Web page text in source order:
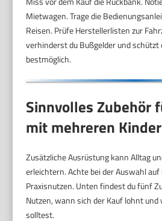
Mietwagen. Trage die
Reisen. Prüfe Herstellerlisten zur
verhinderst du Bußgelder und schützt
bestmöglich.
Sinnvolles Zubehör
mit mehreren
Zusätzliche Ausrüstung kann Alltag
erleichtern. Achte bei der Auswahl
Praxisnutzen. Unten findest du fünf
Nutzen, wann sich der Kauf lohnt und
solltest.